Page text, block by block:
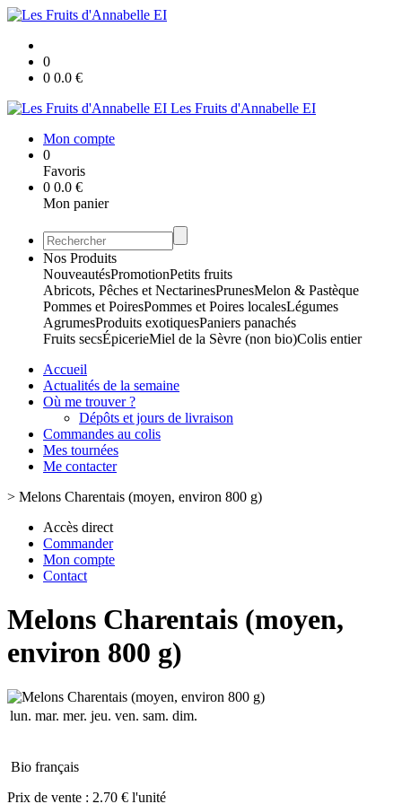
0
0 0.0 €
Les Fruits d'Annabelle EI
Mon compte
0
Favoris
0 0.0 €
Mon panier
Nos Produits
NouveautésPromotionPetits fruits
Abricots, Pêches et NectarinesPrunesMelon & Pastèque
Pommes et PoiresPommes et Poires localesLégumes
AgrumesProduits exotiquesPaniers panachés
Fruits secsÉpicerieMiel de la Sèvre (non bio)Colis entier
Accueil
Actualités de la semaine
Où me trouver ?
Dépôts et jours de livraison
Commandes au colis
Mes tournées
Me contacter
> Melons Charentais (moyen, environ 800 g)
Accès direct
Commander
Mon compte
Contact
Melons Charentais (moyen,
environ 800 g)
lun. mar. mer. jeu. ven. sam. dim.
Bio français
Prix de vente : 2.70 € l'unité